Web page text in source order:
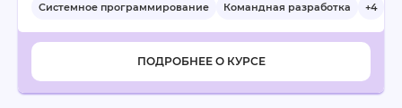
Системное программирование Командная разработка +4
ПОДРОБНЕЕ О КУРСЕ